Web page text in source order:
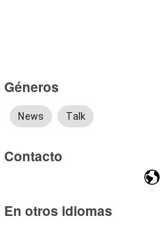
Géneros
News Talk
Contacto
En otros idiomas